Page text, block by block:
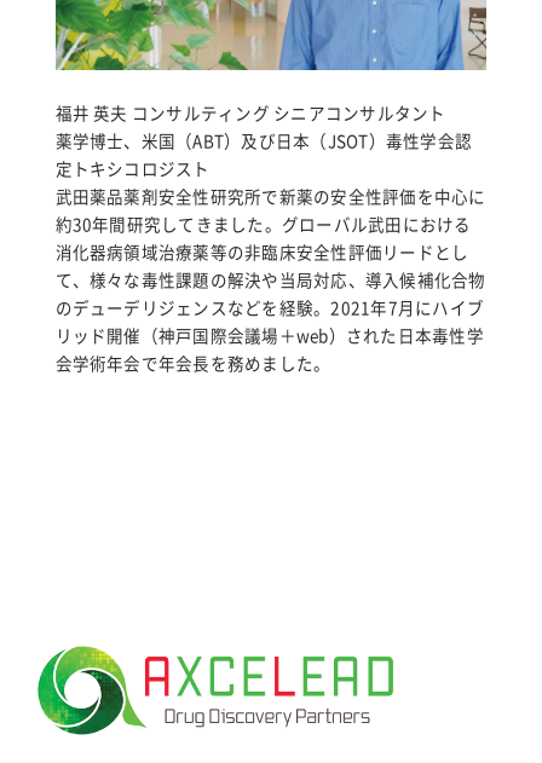
福井 英夫 コンサルティング シニアコンサルタント
薬学博士、米国（ABT）及び日本（JSOT）毒性学会認
定トキシコロジスト
武田薬品薬剤安全性研究所で新薬の安全性評価を中心に
約30年間研究してきました。グローバル武田における
消化器病領域治療薬等の非臨床安全性評価リードとし
て、様々な毒性課題の解決や当局対応、導入候補化合物
のデューデリジェンスなどを経験。2021年7月にハイブ
リッド開催（神戸国際会議場＋web）された日本毒性学
会学術年会で年会長を務めました。